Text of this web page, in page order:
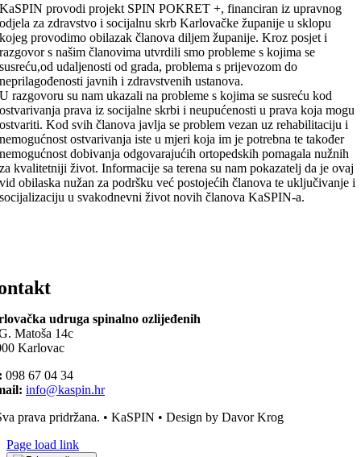
KaSPIN provodi projekt SPIN POKRET +, financiran iz upravnog
odjela za zdravstvo i socijalnu skrb Karlovačke županije u sklopu
kojeg provodimo obilazak članova diljem županije. Kroz posjet i
razgovor s našim članovima utvrdili smo probleme s kojima se
susreću,od udaljenosti od grada, problema s prijevozom do
neprilagođenosti javnih i zdravstvenih ustanova.
U razgovoru su nam ukazali na probleme s kojima se susreću kod
ostvarivanja prava iz socijalne skrbi i neupućenosti u prava koja mogu
ostvariti. Kod svih članova javlja se problem vezan uz rehabilitaciju i
nemogućnost ostvarivanja iste u mjeri koja im je potrebna te također
nemogućnost dobivanja odgovarajućih ortopedskih pomagala nužnih
za kvalitetniji život. Informacije sa terena su nam pokazatelj da je ovaj
vid obilaska nužan za podršku već postojećih članova te uključivanje i
socijalizaciju u svakodnevni život novih članova KaSPIN-a.
udruga spinalno ozlijeđenih
Matoša 14c
Karlovac
098 67 04 34
info@kaspin.hr
prava pridržana. • KaSPIN • Design by Davor Krog
Page load link